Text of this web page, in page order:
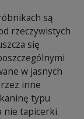
są
rzeczywistych
się
w jasnych
inne
typu
nie tapicerki.